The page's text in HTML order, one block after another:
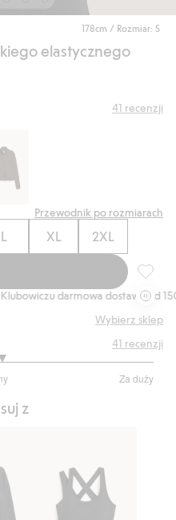
178cm / Rozmiar: S
elastycznego
41 recenzji
Przewodnik po rozmiarach
L XL 2XL
darmowa dostawa od 150
Wybierz sklep
Za duży
41 recenzji
z